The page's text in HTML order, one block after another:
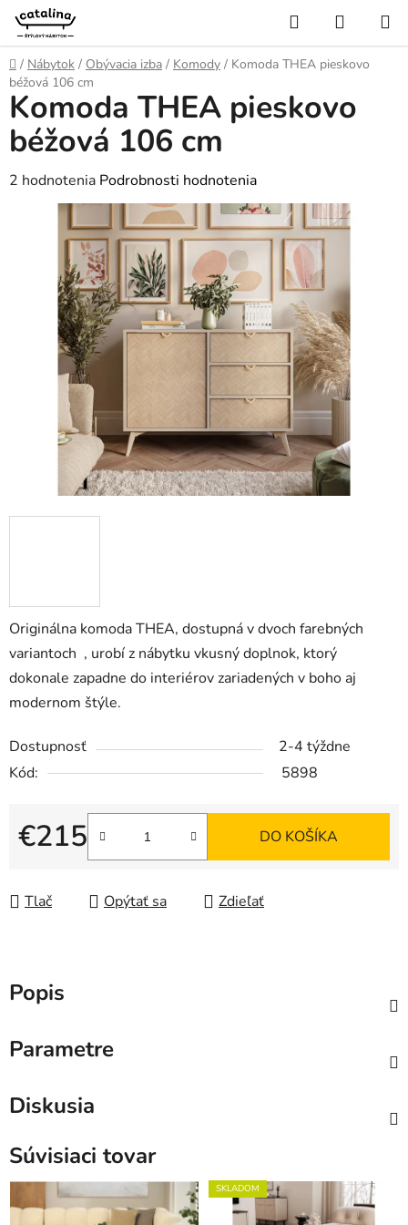
Prejsť
obsah
Hľadať
KOŠÍK
Domov
/ Nábytok / Obývacia izba / Komody / Komoda THEA pieskovo
béžová 106 cm
Originálna komoda THEA, dostupná v dvoch farebných
variantoch , urobí z nábytku vkusný doplnok, ktorý
dokonale zapadne do interiérov zariadených v boho aj
modernom štýle.
Dostupnosť
2-4 týždne
Kód:
5898
€215
Jednotková cena:
DO KOŠÍKA
Tlač Opýtať sa Zdieľať
Komoda THEA pieskovo
béžová 106 cm
Priemerné
hodnotenie
produktu
hviezdičiek.
2 hodnotenia Podrobnosti hodnotenia
Popis
Parametre
Diskusia
Súvisiaci tovar
SKLADOM